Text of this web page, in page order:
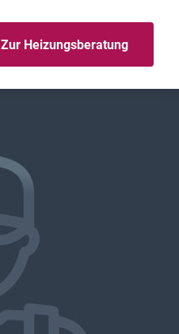
Zur Heizungsberatung